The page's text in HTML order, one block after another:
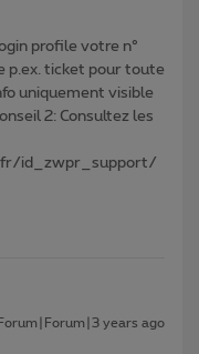
profile votre n°
p.ex. ticket pour toute
uniquement visible
2: Consultez les
id_zwpr_support/
Forum|Forum|3 years ago